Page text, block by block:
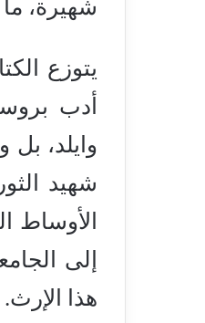
شهيرة، ما
يتوزع
أدب
وايلد،
شهيد
الأوساط
إلى
هذا الإرث.